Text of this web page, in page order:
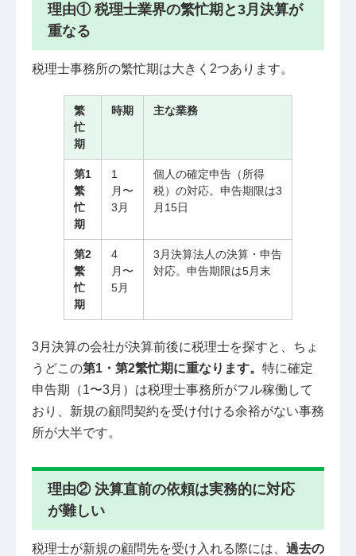
理由① 税理士業界の繁忙期と3月決算が
重なる
税理士事務所の繁忙期は大きく2つあります。
繁
忙
期
時期 主な業務
第1
繁
忙
期
1
月〜
3月
個人の確定申告（所得
税）の対応。申告期限は3
月15日
第2
繁
忙
期
4
月〜
5月
3月決算法人の決算・申告
対応。申告期限は5月末
3月決算の会社が決算前後に税理士を探すと、ちょ
うどこの第1・第2繁忙期に重なります。 特に確定
申告期（1〜3月）は税理士事務所がフル稼働して
おり、新規の顧問契約を受け付ける余裕がない事務
所が大半です。
理由② 決算直前の依頼は実務的に対応
が難しい
税理士が新規の顧問先を受け入れる際には、 過去の